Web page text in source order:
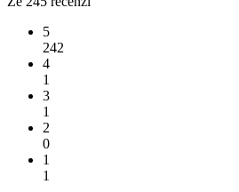
5
242
4
1
3
1
2
0
1
1